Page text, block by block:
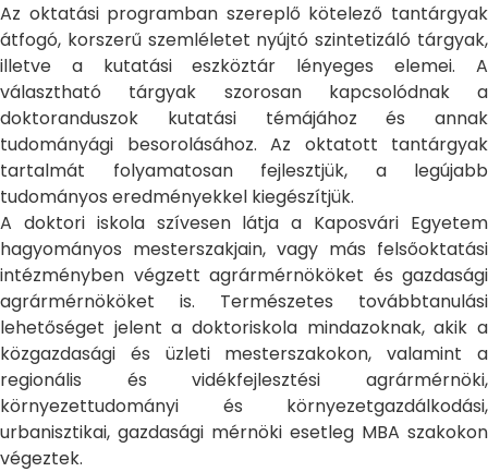
Az oktatási programban szereplő kötelező tantárgyak
átfogó, korszerű szemléletet nyújtó szintetizáló tárgyak,
illetve a kutatási eszköztár lényeges elemei. A
választható tárgyak szorosan kapcsolódnak a
doktoranduszok kutatási témájához és annak
tudományági besorolásához. Az oktatott tantárgyak
tartalmát folyamatosan fejlesztjük, a legújabb
tudományos eredményekkel kiegészítjük.
A doktori iskola szívesen látja a Kaposvári Egyetem
hagyományos mesterszakjain, vagy más felsőoktatási
intézményben végzett agrármérnököket és gazdasági
agrármérnököket is. Természetes továbbtanulási
lehetőséget jelent a doktoriskola mindazoknak, akik a
közgazdasági és üzleti mesterszakokon, valamint a
regionális és vidékfejlesztési agrármérnöki,
környezettudományi és környezetgazdálkodási,
urbanisztikai, gazdasági mérnöki esetleg MBA szakokon
végeztek.